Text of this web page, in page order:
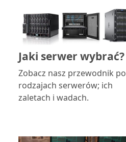
Jaki serwer wybrać?
Zobacz nasz przewodnik po
rodzajach serwerów; ich
zaletach i wadach.